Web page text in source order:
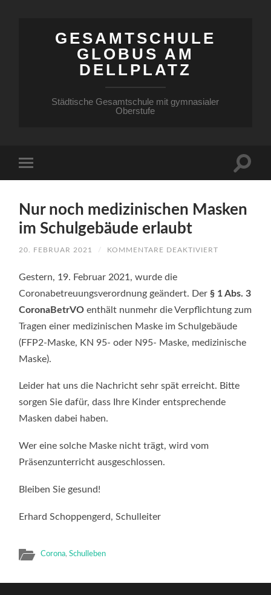
GESAMTSCHULE
GLOBUS AM
DELLPLATZ
Städtische Gesamtschule mit gymnasialer
Oberstufe
Nur noch medizinischen Masken
im Schulgebäude erlaubt
20. FEBRUAR 2021 / KOMMENTARE DEAKTIVIERT
IM
ERLAUBT
Gestern, 19. Februar 2021, wurde die
Coronabetreuungsverordnung geändert. Der§ 1 Abs. 3
CoronaBetrVO enthält nunmehr die Verpflichtung zum
Tragen einer medizinischen Maske im Schulgebäude
(FFP2-Maske, KN 95- oder N95- Maske, medizinische
Maske).
Leider hat uns die Nachricht sehr spät erreicht. Bitte
sorgen Sie dafür, dass Ihre Kinder entsprechende
Masken dabei haben.
Wer eine solche Maske nicht trägt, wird vom
Präsenzunterricht ausgeschlossen.
Bleiben Sie gesund!
Erhard Schoppengerd, Schulleiter
Corona,Schulleben